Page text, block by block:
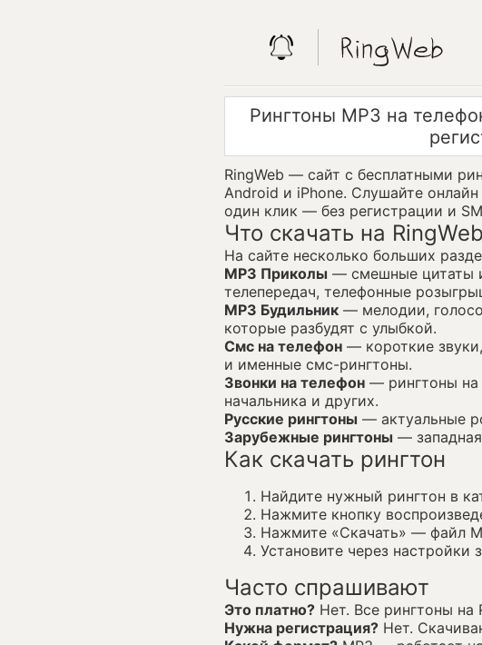
Рингтоны MP3 на
RingWeb — сайт с бесплатными
Android и iPhone. Слушайте
один клик — без регистрации и
Что скачать на RingWeb
На сайте несколько больших
MP3 Приколы — смешные цитаты
телепередач, телефонные
MP3 Будильник — мелодии,
которые разбудят с улыбкой.
Смс на телефон — короткие
и именные смс-рингтоны.
Звонки на телефон — рингтоны на
начальника и других.
Русские рингтоны — актуальные
Зарубежные рингтоны —
Как скачать рингтон
Найдите нужный рингтон в
Нажмите кнопку
Нажмите «Скачать» — файл
Установите через настройки
Часто спрашивают
Это платно? Нет. Все рингтоны на
Нужна регистрация? Нет.